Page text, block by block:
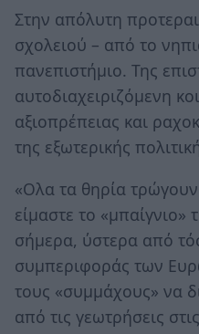
Στην απόλυτη
σχολειού – από το
πανεπιστήμιο. Της
αυτοδιαχειριζόμενη
αξιοπρέπειας και
της εξωτερικής
«Ολα τα θηρία
είμαστε το
σήμερα, ύστερα από
συμπεριφοράς των
τους «συμμάχους» να
από τις γεωτρήσεις